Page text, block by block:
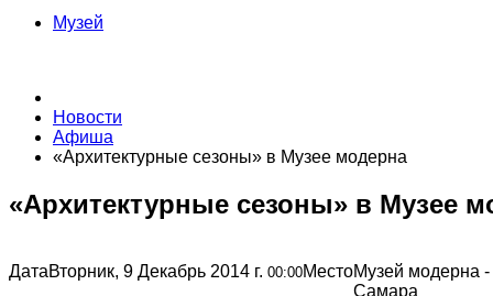
Музей
Новости
Афиша
«Архитектурные сезоны» в Музее модерна
«Архитектурные сезоны» в Музее
ДатаВторник, 9 Декабрь 2014 г. 00:00МестоМузей модерна
Самара